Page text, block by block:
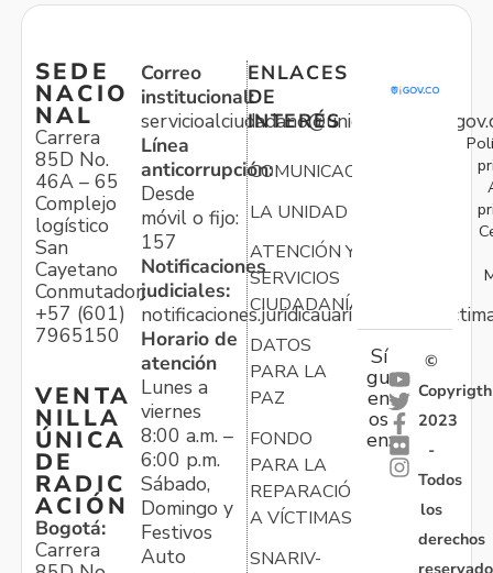
SEDE
NACIO
NAL
Carrera
85D No.
46A – 65
Complejo
logístico
San
Cayetano
Conmutador:
+57 (601)
7965150
VENTA
NILLA
ÚNICA
DE
RADIC
ACIÓN
Bogotá:
Carrera
Correo
institucional:
Línea
anticorrupción:
Desde
móvil o fijo:
157
Notificaciones
judiciales:
Horario de
atención
Lunes a
viernes
8:00 a.m. –
6:00 p.m.
Sábado,
Domingo y
Festivos
Auto
ENLACES
DE
INTERÉS
COMUNICACIONES
LA UNIDAD
ATENCIÓN Y
SERVICIOS
CIUDADANÍA
DATOS
PARA LA
PAZ
FONDO
PARA LA
REPARACIÓN
A VÍCTIMAS
SNARIV-
Sí
gu
en
os
en:
©
Copyrigth
2023
-
Todos
los
derechos